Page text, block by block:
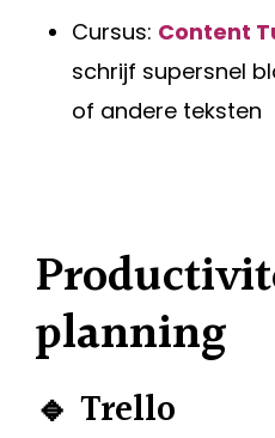
Cursus: Content
schrijf supersnel
of andere teksten
planning
🔹 Trello